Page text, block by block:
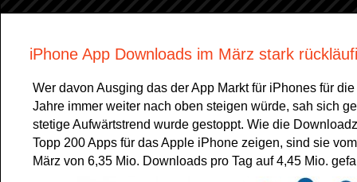
iPhone App Downloads im März stark
Wer davon Ausging das der App Markt für iPhones für
Jahre immer weiter nach oben steigen würde, sah sich
stetige Aufwärtstrend wurde gestoppt. Wie die
Topp 200 Apps für das Apple iPhone zeigen, sind sie
März von 6,35 Mio. Downloads pro Tag auf 4,45 Mio.